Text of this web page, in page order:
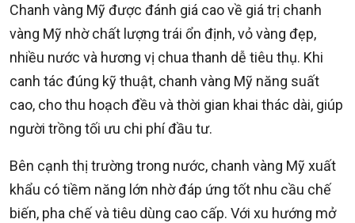
Chanh vàng Mỹ được đánh giá cao về giá trị chanh
vàng Mỹ nhờ chất lượng trái ổn định, vỏ vàng đẹp,
nhiều nước và hương vị chua thanh dễ tiêu thụ. Khi
canh tác đúng kỹ thuật, chanh vàng Mỹ năng suất
cao, cho thu hoạch đều và thời gian khai thác dài, giúp
người trồng tối ưu chi phí đầu tư.
Bên cạnh thị trường trong nước, chanh vàng Mỹ xuất
khẩu có tiềm năng lớn nhờ đáp ứng tốt nhu cầu chế
biến, pha chế và tiêu dùng cao cấp. Với xu hướng mở